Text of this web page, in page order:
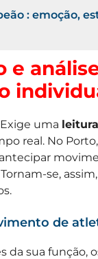
: emoção,
e
uma
real. No
se,
de
sua função,